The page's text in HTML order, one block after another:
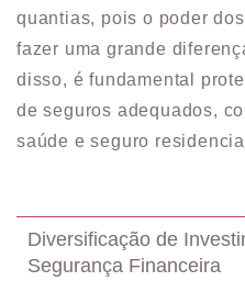
quantias, pois o poder
fazer uma grande
disso, é fundamental
de seguros adequados,
saúde e seguro
Diversificação de
Segurança Financeira